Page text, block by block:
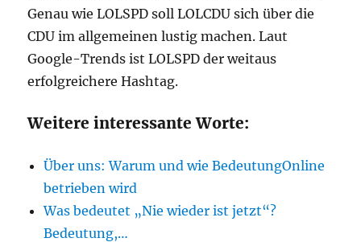
Genau wie LOLSPD soll LOLCDU sich über die
CDU im allgemeinen lustig machen. Laut
Google-Trends ist LOLSPD der weitaus
erfolgreichere Hashtag.
Weitere interessante Worte:
Über uns: Warum und wie BedeutungOnline
betrieben wird
Was bedeutet „Nie wieder ist jetzt“?
Bedeutung,…